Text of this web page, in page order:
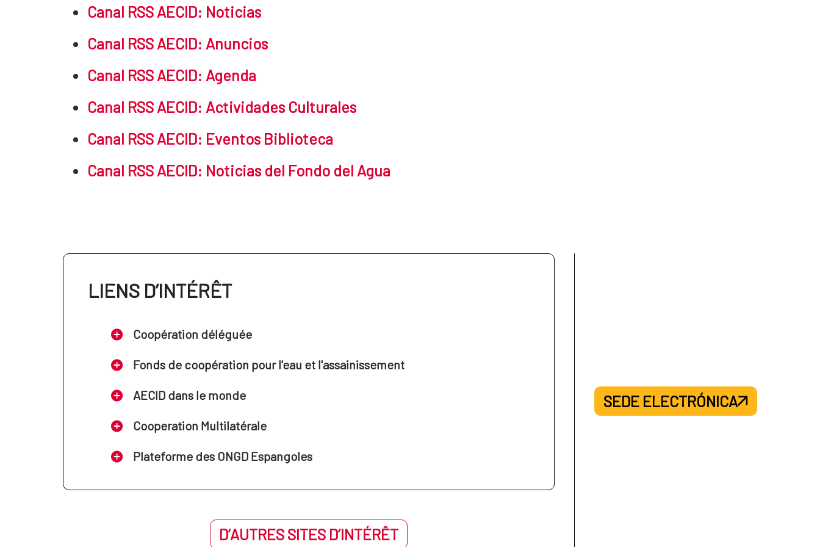
Canal RSS AECID: Noticias
Canal RSS AECID: Anuncios
Canal RSS AECID: Agenda
Canal RSS AECID: Actividades Culturales
Canal RSS AECID: Eventos Biblioteca
Canal RSS AECID: Noticias del Fondo del Agua
LIENS D’INTÉRÊT
Coopération déléguée
Fonds de coopération pour l'eau et l'assainissement
AECID dans le monde
Cooperation Multilatérale
Plateforme des ONGD Espangoles
D’AUTRES SITES D’INTÉRÊT
SEDE ELECTRÓNICA